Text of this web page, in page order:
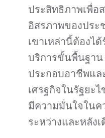
ประสิทธิภาพเพื่อ
อิสรภาพของปร
เขาเหล่านี้ต้องไ
บริการขั้นพื้นฐาน
ประกอบอาชีพแล
เศรฐกิจในรัฐยะ
มีความมั่นใจใน
ระหว่างและหลัง